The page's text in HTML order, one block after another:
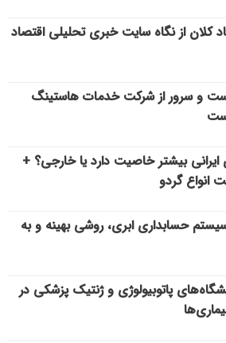
کلان از نگاه سایت خبری تحلیلی اقتصاد
و سرور از شرکت خدمات هاستینگ
بیشتر خاصیت دارد یا خارجی؟ +
گردو
حسابداری ابری، روشی بهینه و به
پاتوبیولوژی و ژنتیک پزشکی در